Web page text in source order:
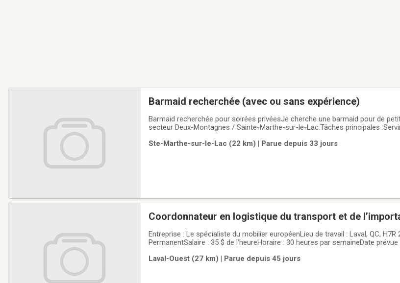
Barmaid recherchée (avec ou sans expérience)
Barmaid recherchée pour soirées privéesJe cherche une barmaid pour de
secteur Deux-Montagnes / Sainte-Marthe-sur-le-Lac.Tâches principales
de caisse à opérer. Le
Ste-Marthe-sur-le-Lac (22 km) | Parue depuis 33 jours
Coordonnateur en logistique du transport et de
Entreprise : Le spécialiste du mobilier européenLieu de travail : Laval, QC, H7R 2A6Type de poste :
PermanentSalaire : 35 $ de l’heureHoraire : 30 heures par semaineDate
entreprise spécialisée dans l’importation et
Laval-Ouest (27 km) | Parue depuis 45 jours